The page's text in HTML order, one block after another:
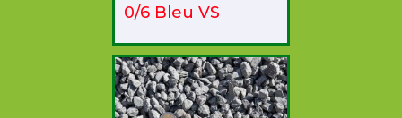
0/6 Bleu VS